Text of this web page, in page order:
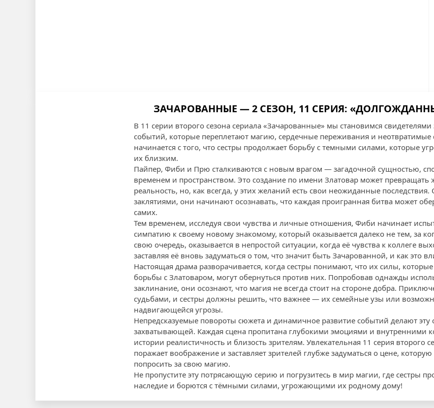
ЗАЧАРОВАННЫЕ — 2 СЕЗОН, 11 СЕРИЯ:
В 11 серии второго сезона сериала «Зачарованные» мы становимся
событий, которые переплетают магию, сердечные переживания и неотвратимые
начинается с того, что сестры продолжает борьбу с темными силами, которые
их близким.
Пайпер, Фиби и Прю сталкиваются с новым врагом — загадочной сущностью,
временем и пространством. Это создание по имени Златовар может превращать
реальность, но, как всегда, у этих желаний есть свои неожиданные последствия.
заклятиями, они начинают осознавать, что каждая проигранная битва может
самих.
Тем временем, исследуя свои чувства и личные отношения, Фиби начинает
симпатию к своему новому знакомому, который оказывается далеко не тем, за
свою очередь, оказывается в непростой ситуации, когда её чувства к коллеге
заставляя её вновь задуматься о том, что значит быть Зачарованной, и как это
Настоящая драма разворачивается, когда сестры понимают, что их силы,
борьбы с Златоваром, могут обернуться против них. Попробовав однажды
заклинание, они осознают, что магия не всегда стоит на стороне добра.
судьбами, и сестры должны решить, что важнее — их семейные узы или
надвигающейся угрозы.
Непредсказуемые повороты сюжета и динамичное развитие событий делают эту
захватывающей. Каждая сцена пропитана глубокими эмоциями и внутренними
истории реалистичность и близость зрителям. Увлекательная 11 серия второго
поражает воображение и заставляет зрителей глубже задуматься о цене,
попросить за свою магию.
Не пропустите эту потрясающую серию и погрузитесь в мир магии, где сестры
наследие и борются с тёмными силами, угрожающими их родному дому!